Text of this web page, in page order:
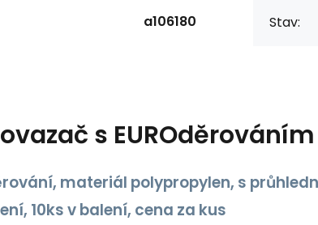
a106180 Stav:
s
materiál polypropylen, s
10ks v balení, cena za kus